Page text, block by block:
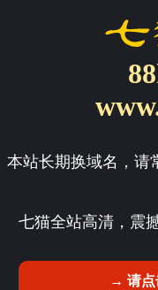
本站长期换域名，请
七猫全站高清，震
→ 请点